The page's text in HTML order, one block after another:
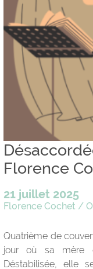
Florence
21 juillet 2025
Florence Cochet /
Quatrième de
jour où sa mère
Déstabilisée, elle